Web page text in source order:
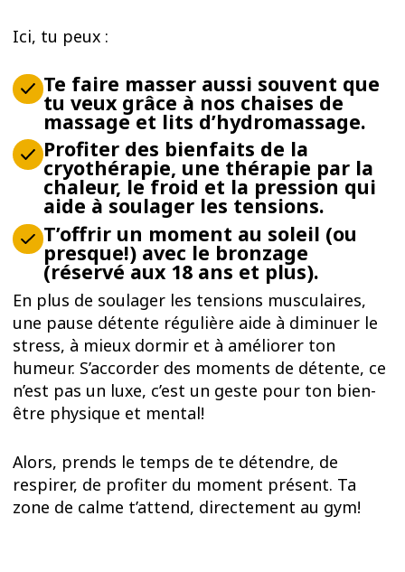
Ici, tu peux :
Te faire masser aussi souvent que
tu veux grâce à nos chaises de
massage et lits d’hydromassage.
Profiter des bienfaits de la
cryothérapie, une thérapie par la
chaleur, le froid et la pression qui
aide à soulager les tensions.
T’offrir un moment au soleil (ou
presque!) avec le bronzage
(réservé aux 18 ans et plus).
En plus de soulager les tensions musculaires,
une pause détente régulière aide à diminuer le
stress, à mieux dormir et à améliorer ton
humeur. S’accorder des moments de détente, ce
n’est pas un luxe, c’est un geste pour ton bien-
être physique et mental!
Alors, prends le temps de te détendre, de
respirer, de profiter du moment présent. Ta
zone de calme t’attend, directement au gym!